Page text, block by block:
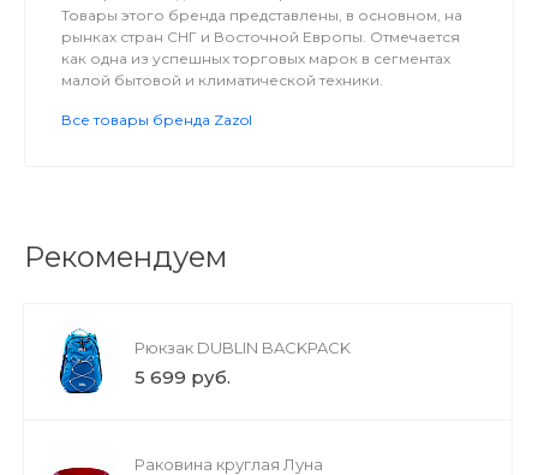
Товары этого бренда представлены, в основном, на
рынках стран СНГ и Восточной Европы. Отмечается
как одна из успешных торговых марок в сегментах
малой бытовой и климатической техники.
Все товары бренда Zazol
Рекомендуем
Рюкзак DUBLIN BACKPACK
5 699 руб.
Раковина круглая Луна